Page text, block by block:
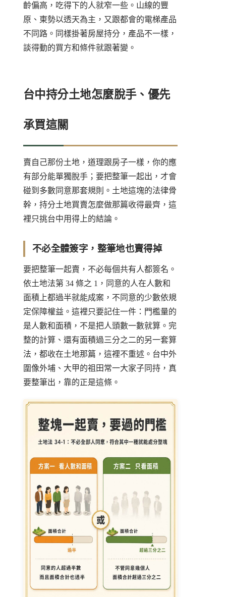
齡偏高，吃得下的人就窄一些。山線的豐
原、東勢以透天為主，又跟都會的電梯產品
不同路。同樣掛著房屋持分，產品不一樣，
談得動的買方和條件就跟著變。
台中持分土地怎麼脫手、優先
承買這關
賣自己那份土地，道理跟房子一樣，你的應
有部分能單獨脫手；要把整筆一起出，才會
碰到多數同意那套規則。土地這塊的法律骨
幹， 持分土地買賣怎麼做那篇收得最齊，這
裡只挑台中用得上的結論。
不必全體簽字，整筆地也賣得掉
要把整筆一起賣，不必每個共有人都簽名。
依土地法第 34 條之 1 ，同意的人在人數和
面積上都過半就能成案，不同意的少數依規
定保障權益。這裡只要記住一件：門檻量的
是人數和面積，不是把人頭數一數就算。完
整的計算、還有面積過三分之二的另一套算
法，都收在土地那篇，這裡不重述。台中外
圍像外埔、大甲的祖田常一大家子同持，真
要整筆出，靠的正是這條。